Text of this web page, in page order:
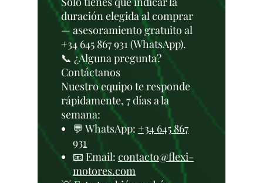
duración elegida al comprar
— asesoramiento gratuito al
+34 645 867 931 (WhatsApp).
📞 ¿Alguna pregunta?
Contáctanos
Nuestro equipo te responde
rápidamente, 7 días a la
semana:
💬 WhatsApp: +34 645 867
931
📧 Email: contacto@flexi-
motores.com